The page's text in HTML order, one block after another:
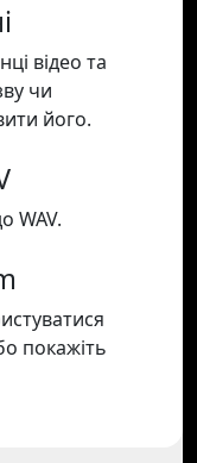
відео та
чи
його.
WAV.
покажіть